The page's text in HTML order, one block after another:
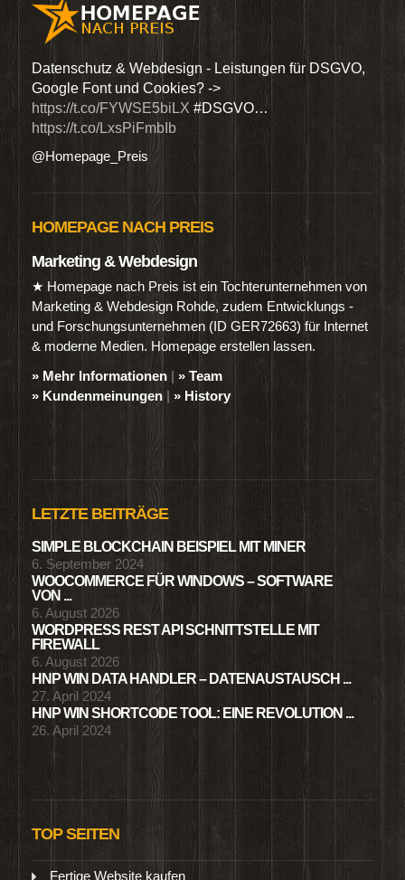
Datenschutz & Webdesign - Leistungen für DSGVO,
Google Font und Cookies? ->
https://t.co/FYWSE5biLX #DSGVO…
https://t.co/LxsPiFmbIb
@Homepage_Preis
HOMEPAGE NACH PREIS
Marketing & Webdesign
★ Homepage nach Preis ist ein Tochterunternehmen von
Marketing & Webdesign Rohde, zudem Entwicklungs -
und Forschungsunternehmen (ID GER72663) für Internet
& moderne Medien. Homepage erstellen lassen.
» Mehr Informationen | » Team
» Kundenmeinungen | » History
LETZTE BEITRÄGE
SIMPLE BLOCKCHAIN BEISPIEL MIT MINER
6. September 2024
WOOCOMMERCE FÜR WINDOWS – SOFTWARE
VON ...
6. August 2026
WORDPRESS REST API SCHNITTSTELLE MIT
FIREWALL
6. August 2026
HNP WIN DATA HANDLER – DATENAUSTAUSCH ...
27. April 2024
HNP WIN SHORTCODE TOOL: EINE REVOLUTION ...
26. April 2024
TOP SEITEN
Fertige Website kaufen